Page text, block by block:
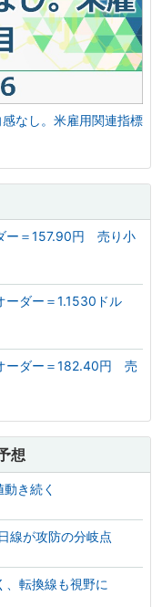
なし。米雇用関連指標
ー＝157.90円 売り小
ーダー＝1.1530ドル
ーダー＝182.40円 売
想
き続く
線が攻防の分岐点
、転換線も視野に